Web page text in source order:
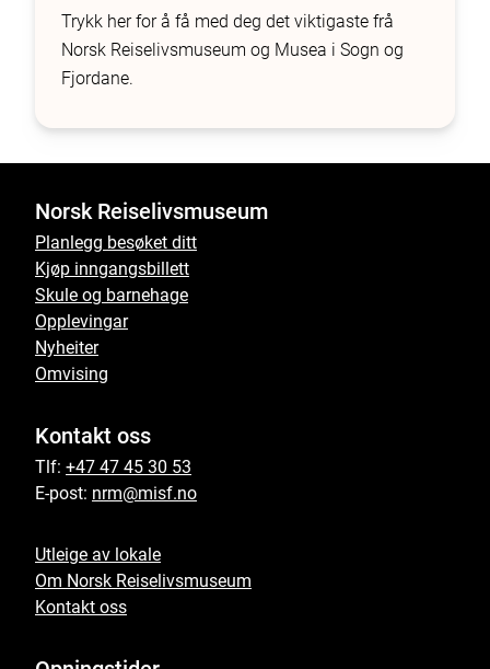
Trykk her for å få med deg det viktigaste frå
Norsk Reiselivsmuseum og Musea i Sogn og
Fjordane.
Norsk Reiselivsmuseum
Planlegg besøket ditt
Kjøp inngangsbillett
Skule og barnehage
Opplevingar
Nyheiter
Omvising
Kontakt oss
Tlf: +47 47 45 30 53
E-post: nrm@misf.no
Utleige av lokale
Om Norsk Reiselivsmuseum
Kontakt oss